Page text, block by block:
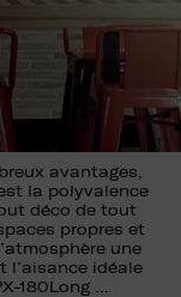
avantages,
la polyvalence
déco de tout
propres et
une
l’aisance idéale
180Long …